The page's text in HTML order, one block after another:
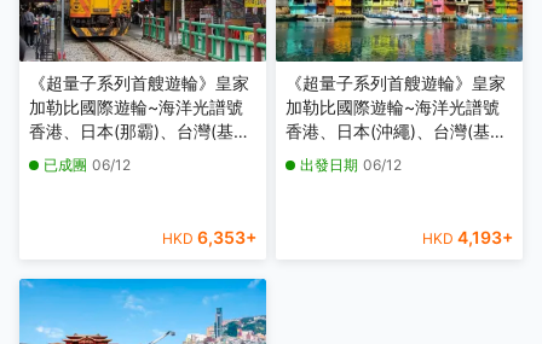
《超量子系列首艘遊輪》皇家
加勒比國際遊輪~海洋光譜號
香港、日本(那霸)、台灣(基
隆)6天豪華郵輪假期【優遊緻
選】【香港啟德郵輪碼頭往
已成團 06/12
HKD 6,353+
《超量子系列首艘遊輪》皇家
加勒比國際遊輪~海洋光譜號
香港、日本(沖繩)、台灣(基
隆)6天豪華郵輪船票【稅項全
包】【香港啟德郵輪碼頭往
出發日期 06/12
HKD 4,193+